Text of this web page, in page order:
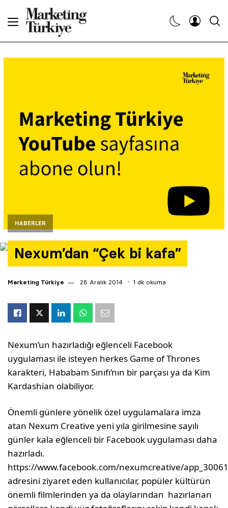
HABERLER
Nexum’dan “Çek bi kafa”
Marketing Türkiye 28 Aralık 2014 1 dk okuma
Nexum’un hazırladığı eğlenceli Facebook
uygulaması ile isteyen herkes Game of Thrones
karakteri, Hababam Sınıfı’nın bir parçası ya da Kim
Kardashian olabiliyor.
Önemli günlere yönelik özel uygulamalara imza
atan Nexum Creative yeni yıla girilmesine sayılı
günler kala eğlenceli bir Facebook uygulaması daha
hazırladı.
https://www.facebook.com/nexumcreative/
adresini ziyaret eden kullanıcılar, popüler kültürün
önemli filmlerinden ya da olaylarından hazırlanan
Dergiler
Etkinlikler
Yazarlar
Araştırma